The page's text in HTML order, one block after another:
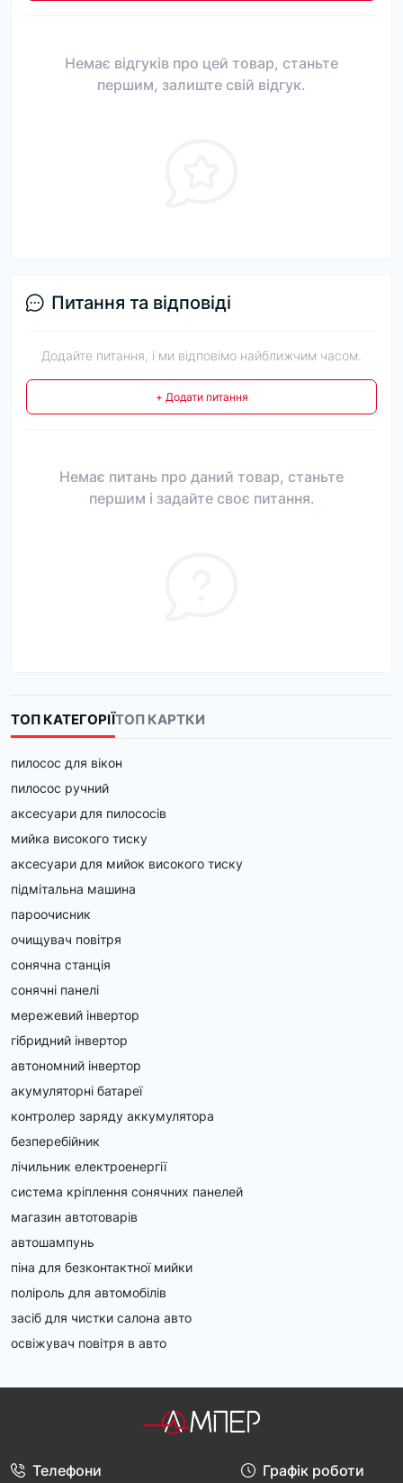
Немає відгуків про цей товар, станьте
першим, залиште свій відгук.
Питання та відповіді
Додайте питання, і ми відповімо найближчим часом.
+ Додати питання
Немає питань про даний товар, станьте
першим і задайте своє питання.
ТОП КАТЕГОРІЇТОП КАРТКИ
пилосос для вікон
пилосос ручний
аксесуари для пилососів
мийка високого тиску
аксесуари для мийок високого тиску
підмітальна машина
пароочисник
очищувач повітря
сонячна станція
сонячні панелі
мережевий інвертор
гібридний інвертор
автономний інвертор
акумуляторні батареї
контролер заряду аккумулятора
безперебійник
лічильник електроенергії
система кріплення сонячних панелей
магазин автотоварів
автошампунь
піна для безконтактної мийки
поліроль для автомобілів
засіб для чистки салона авто
освіжувач повітря в авто
Телефони Графік роботи